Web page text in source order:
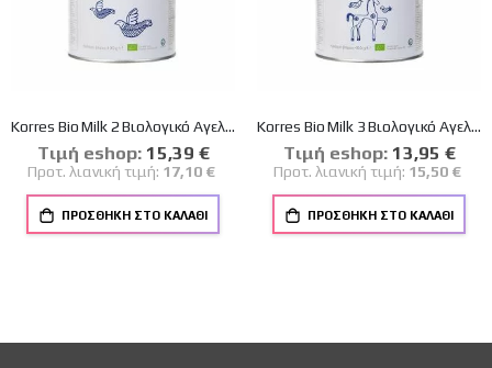
Korres Bio Milk 2 Βιολογικό Αγελαδινό Γάλα για Βρέφη 6-12 μηνών 400gr
Tιμή eshop: Ειδική
Τιμή
15,39 €
Προτ. λιανική τιμή: 17,10 €
ΠΡΟΣΘΉΚΗ ΣΤΟ ΚΑΛΆΘΙ
Korres Bio Milk 3 Βιολογικό Αγελαδινό Γάλα για Νήπια και Μεγάλα Παιδιά από 12 μηνών 400gr
Tιμή eshop: Ειδική
Τιμή
13,95 €
Προτ. λιανική τιμή: 15,50 €
ΠΡΟΣΘΉΚΗ ΣΤΟ ΚΑΛΆΘΙ